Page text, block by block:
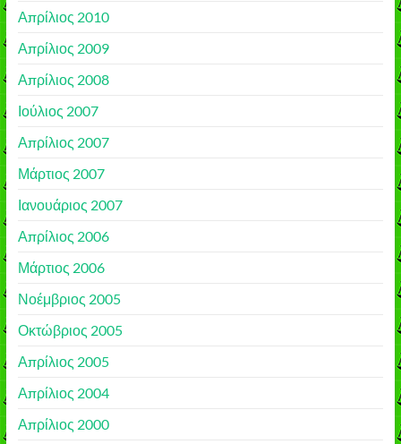
Απρίλιος 2010
Απρίλιος 2009
Απρίλιος 2008
Ιούλιος 2007
Απρίλιος 2007
Μάρτιος 2007
Ιανουάριος 2007
Απρίλιος 2006
Μάρτιος 2006
Νοέμβριος 2005
Οκτώβριος 2005
Απρίλιος 2005
Απρίλιος 2004
Απρίλιος 2000